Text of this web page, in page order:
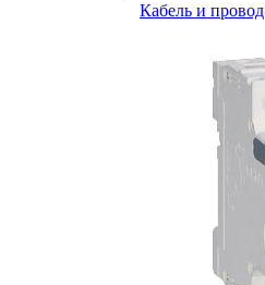
Кабель и провод